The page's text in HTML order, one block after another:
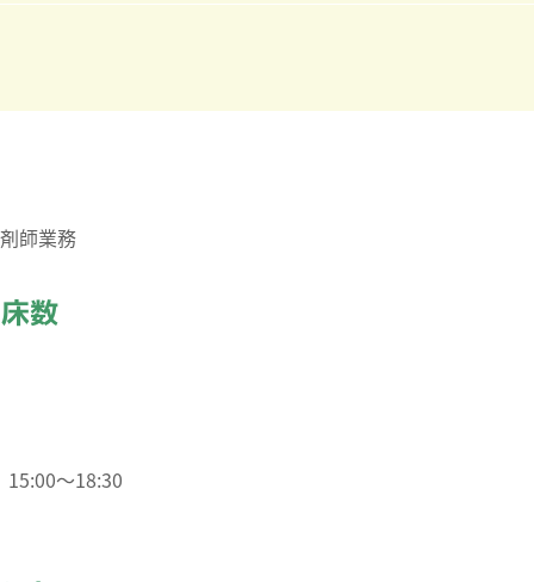
師業務
数
～18:30